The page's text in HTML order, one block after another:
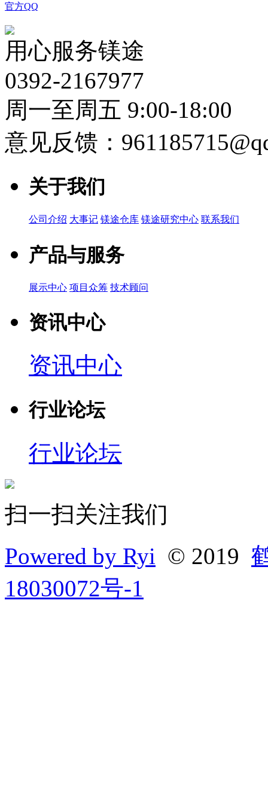
官方QQ
用心服务镁途
0392-2167977
周一至周五 9:00-18:00
意见反馈：
关于我们
公司介绍 大事记 镁途仓库 镁途研究中心 联系我们
产品与服务
展示中心 项目众筹 技术顾问
资讯中心
资讯中心
行业论坛
行业论坛
扫一扫关注我们
Powered by Ryi © 2019
18030072号-1